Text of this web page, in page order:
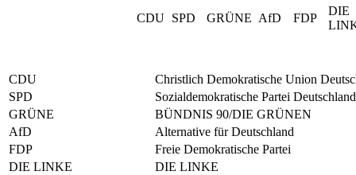
CDU SPD GRÜNE AfD FDP
DIE
CDU
Christlich Demokratische Union
SPD
Sozialdemokratische Partei
GRÜNE
BÜNDNIS 90/DIE GRÜNEN
AfD
Alternative für Deutschland
FDP
Freie Demokratische Partei
DIE LINKE
DIE LINKE